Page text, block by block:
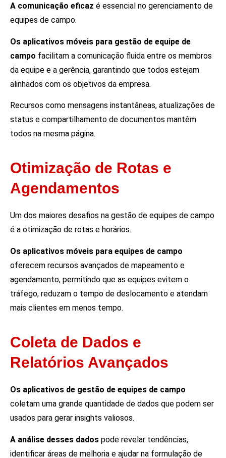
A comunicação eficaz é essencial no gerenciamento de
equipes de campo.
Os aplicativos móveis para gestão de equipe de
campo facilitam a comunicação fluida entre os membros
da equipe e a gerência, garantindo que todos estejam
alinhados com os objetivos da empresa.
Recursos como mensagens instantâneas, atualizações de
status e compartilhamento de documentos mantêm
todos na mesma página.
Otimização de Rotas e
Agendamentos
Um dos maiores desafios na gestão de equipes de campo
é a otimização de rotas e horários.
Os aplicativos móveis para equipes de campo
oferecem recursos avançados de mapeamento e
agendamento, permitindo que as equipes evitem o
tráfego, reduzam o tempo de deslocamento e atendam
mais clientes em menos tempo.
Coleta de Dados e
Relatórios Avançados
Os aplicativos de gestão de equipes de campo
coletam uma grande quantidade de dados que podem ser
usados para gerar insights valiosos.
A análise desses dados pode revelar tendências,
identificar áreas de melhoria e ajudar na formulação de